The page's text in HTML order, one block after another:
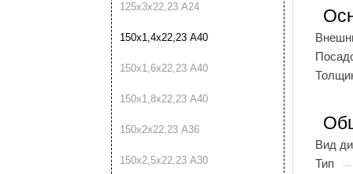
125х3х22,23 А24
150х1,4х22,23 А40
150х1,6х22,23 А40
150х1,8х22,23 А40
150х2х22,23 А36
150х2,5х22,23 А30
Вид
Тип